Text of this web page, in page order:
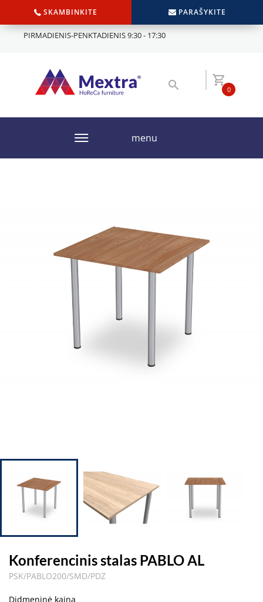
SKAMBINKITE PARAŠYKITE
PIRMADIENIS-PENKTADIENIS 9:30 - 17:30
0
menu
Konferencinis stalas PABLO AL
PSK/PABLO200/SMD/PDZ
Didmeninė kaina